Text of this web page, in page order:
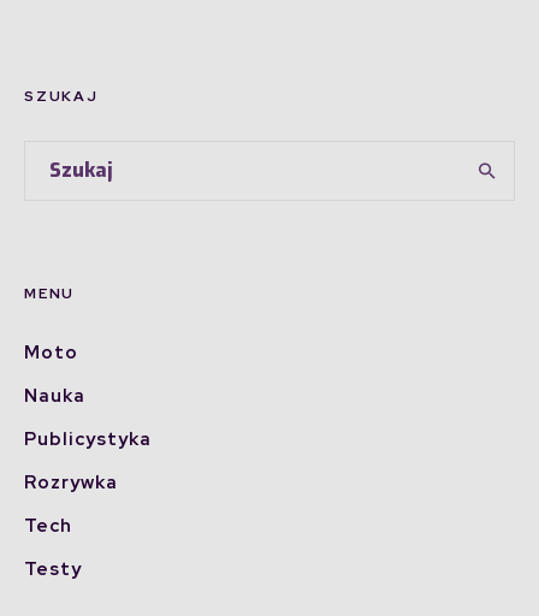
SZUKAJ
MENU
Moto
Nauka
Publicystyka
Rozrywka
Tech
Testy